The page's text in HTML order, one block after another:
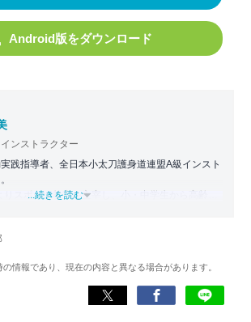
Android版をダウンロード
ンストラクター
践指導者、全日本小太刀護身道連盟A級インスト
りスポーツ教室を主宰し、小・中学生から高齢者
より豊かにするヘルスケアアプリの活用法を、
や講演を通じて広く発信している。
...続きを読む
情報であり、現在の内容と異なる場合があります。